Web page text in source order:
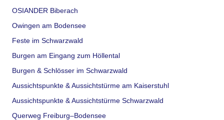
OSIANDER Biberach
Owingen am Bodensee
Feste im Schwarzwald
Burgen am Eingang zum Höllental
Burgen & Schlösser im Schwarzwald
Aussichtspunkte & Aussichtstürme am Kaiserstuhl
Aussichtspunkte & Aussichtstürme Schwarzwald
Querweg Freiburg–Bodensee